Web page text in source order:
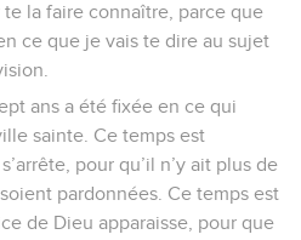
la faire connaître, parce que
ce que je vais te dire au sujet
ans a été fixée en ce qui
sainte. Ce temps est
pour qu’il n’y ait plus de
pardonnées. Ce temps est
de Dieu apparaisse, pour que